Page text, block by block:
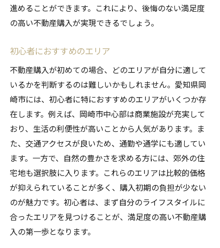
進めることができます。これにより、後悔のない満足度
の高い不動産購入が実現できるでしょう。
初心者におすすめのエリア
不動産購入が初めての場合、どのエリアが自分に適して
いるかを判断するのは難しいかもしれません。愛知県岡
崎市には、初心者に特におすすめのエリアがいくつか存
在します。例えば、岡崎市中心部は商業施設が充実して
おり、生活の利便性が高いことから人気があります。ま
た、交通アクセスが良いため、通勤や通学にも適してい
ます。一方で、自然の豊かさを求める方には、郊外の住
宅地も選択肢に入ります。これらのエリアは比較的価格
が抑えられていることが多く、購入初期の負担が少ない
のが魅力です。初心者は、まず自分のライフスタイルに
合ったエリアを見つけることが、満足度の高い不動産購
入の第一歩となります。